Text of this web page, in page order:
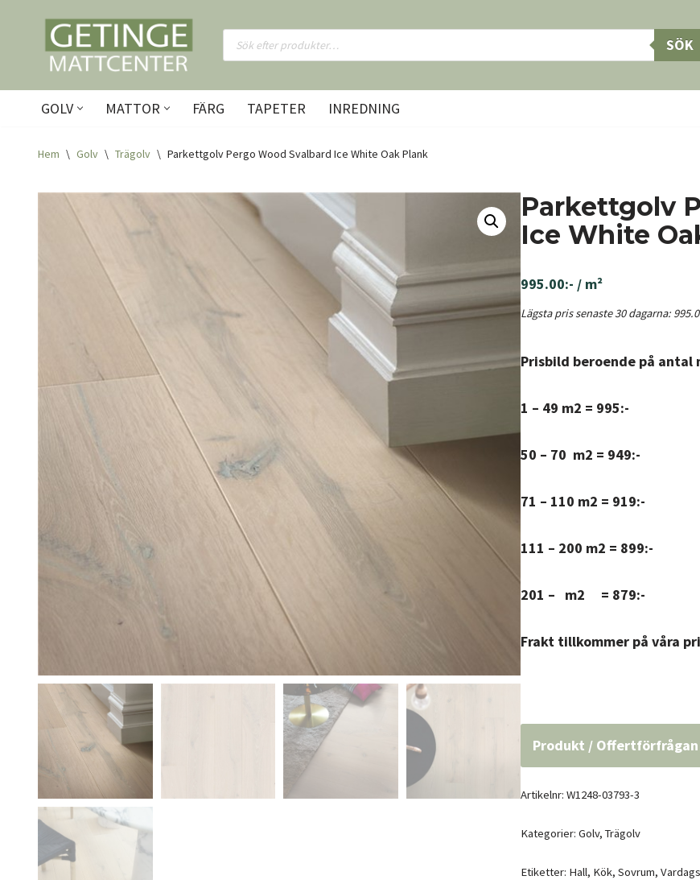
Hoppa
innehåll
SÖK
GOLV MATTOR FÄRG TAPETER INREDNING
Hem \ Golv \ Trägolv \ Parkettgolv Pergo Wood Svalbard Ice White Oak Plank
Parkettgolv
Ice White
995.00:- / m²
Lägsta pris senaste 30 dagarna:
Prisbild beroende på
1 – 49 m2 = 995:-
50 – 70 m2 = 949:-
71 – 110 m2 = 919:-
111 – 200 m2 = 899:-
201 – m2 = 879:-
Frakt tillkommer på våra
Produkt / Offertförfrågan
Artikelnr: W1248-03793-3
Kategorier: Golv, Trägolv
Etiketter: Hall, Kök, Sovrum,